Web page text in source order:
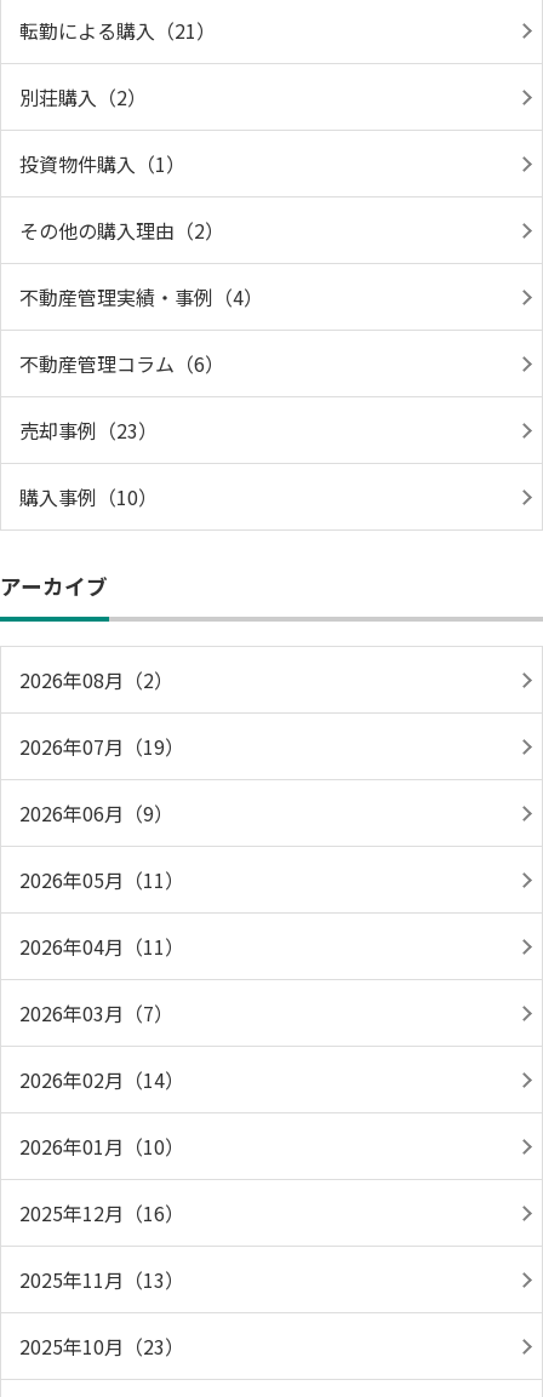
転勤による購入（21）
別荘購入（2）
投資物件購入（1）
その他の購入理由（2）
不動産管理実績・事例（4）
不動産管理コラム（6）
売却事例（23）
購入事例（10）
アーカイブ
2026年08月（2）
2026年07月（19）
2026年06月（9）
2026年05月（11）
2026年04月（11）
2026年03月（7）
2026年02月（14）
2026年01月（10）
2025年12月（16）
2025年11月（13）
2025年10月（23）